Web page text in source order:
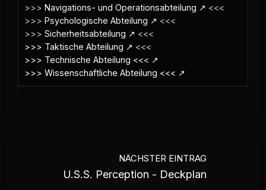
>>> Navigations- und Operationsabteilung
<<<
>>> Psychologische Abteilung
<<<
>>> Sicherheitsabteilung
<<<
>>> Taktische Abteilung
<<<
>>> Technische Abteilung <<<
>>> Wissenschaftliche Abteilung <<<
NÄCHSTER EINTRAG
U.S.S. Perception - Deckplan